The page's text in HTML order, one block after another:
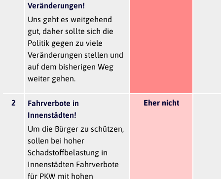
Veränderungen!
Uns geht es weitgehend
gut, daher sollte sich die
Politik gegen zu viele
Veränderungen stellen und
auf dem bisherigen Weg
weiter gehen.
2
Fahrverbote in
Innenstädten!
Um die Bürger zu schützen,
sollen bei hoher
Schadstoffbelastung in
Innenstädten Fahrverbote
für PKW mit hohen
Eher nicht